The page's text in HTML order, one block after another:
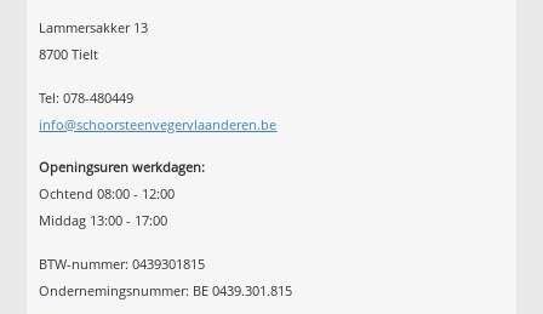
Lammersakker 13
8700 Tielt
Tel: 078-480449
info@schoorsteenvegervlaanderen.be
Openingsuren werkdagen:
Ochtend 08:00 - 12:00
Middag 13:00 - 17:00
BTW-nummer: 0439301815
Ondernemingsnummer: BE 0439.301.815